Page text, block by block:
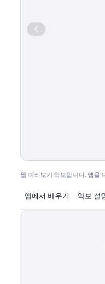
웹 미리보기 악보입니다. 앱을
앱에서 배우기 악보 설